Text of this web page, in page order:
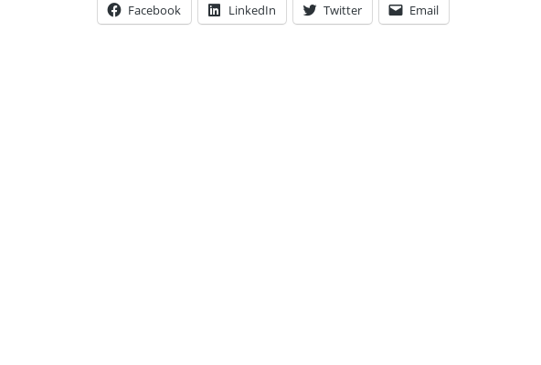
Facebook LinkedIn Twitter Email